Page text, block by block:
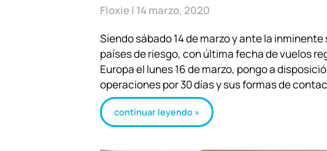
Floxie 14 marzo, 2020
Siendo sábado 14 de marzo y ante la
países de riesgo, con última fecha de vuelos
Europa el lunes 16 de marzo, pongo a
operaciones por 30 días y sus formas de
continuar leyendo »